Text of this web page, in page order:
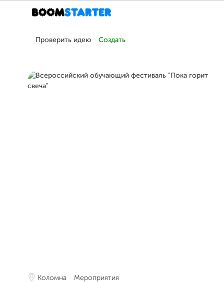
Проверить идею Создать
Коломна Мероприятия